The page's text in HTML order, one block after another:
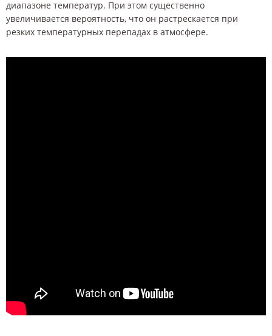
диапазоне температур. При этом существенно
увеличивается вероятность, что он растрескается при
резких температурных перепадах в атмосфере.